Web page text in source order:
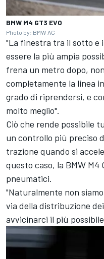
BMW M4 GT3 EVO
Photo by: BMW AG
"La finestra tra il sotto e
essere la più ampia
frena un metro dopo,
completamente la linea
grado di riprendersi, e
molto meglio".
Ciò che rende possibile
un controllo più preciso
trazione quando si
questo caso, la BMW M4
pneumatici.
"Naturalmente non
via della distribuzione
avvicinarci il più